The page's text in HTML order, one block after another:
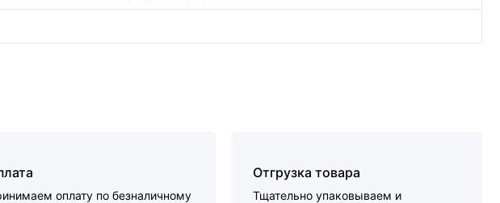
оплату по безналичному
Отгрузка товара
Тщательно упаковываем и